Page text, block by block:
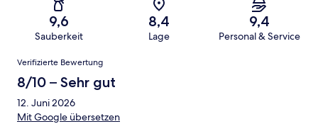
9,6
Sauberkeit
8,4
Lage
9,4
Personal & Service
Bewertungen
Verifizierte Bewertung
8/10 – Sehr gut
12. Juni 2026
Mit Google übersetzen